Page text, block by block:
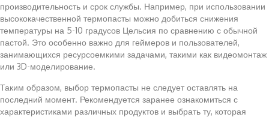
производительность и срок службы. Например, при использовании
высококачественной термопасты можно добиться снижения
температуры на 5-10 градусов Цельсия по сравнению с обычной
пастой. Это особенно важно для геймеров и пользователей,
занимающихся ресурсоемкими задачами, такими как видеомонтаж
или 3D-моделирование.
Таким образом, выбор термопасты не следует оставлять на
последний момент. Рекомендуется заранее ознакомиться с
характеристиками различных продуктов и выбрать ту, которая